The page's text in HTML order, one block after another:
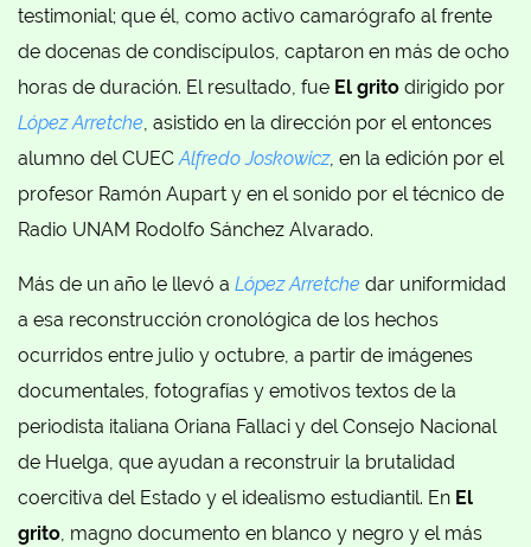
testimonial; que él, como activo camarógrafo al frente
de docenas de condiscípulos, captaron en más de ocho
horas de duración. El resultado, fue El grito dirigido por
López Arretche, asistido en la dirección por el entonces
alumno del CUECAlfredo Joskowicz, en la edición por el
profesor Ramón Aupart y en el sonido por el técnico de
Radio UNAM Rodolfo Sánchez Alvarado.
Más de un año le llevó a López Arretche dar uniformidad
a esa reconstrucción cronológica de los hechos
ocurridos entre julio y octubre, a partir de imágenes
documentales, fotografías y emotivos textos de la
periodista italiana Oriana Fallaci y del Consejo Nacional
de Huelga, que ayudan a reconstruir la brutalidad
coercitiva del Estado y el idealismo estudiantil. En El
grito, magno documento en blanco y negro y el más